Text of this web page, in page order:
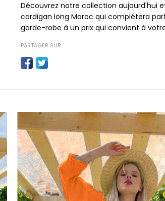
Découvrez notre collection aujourd'hui
cardigan long Maroc qui complétera
garde-robe à un prix qui convient à
PARTAGER SUR